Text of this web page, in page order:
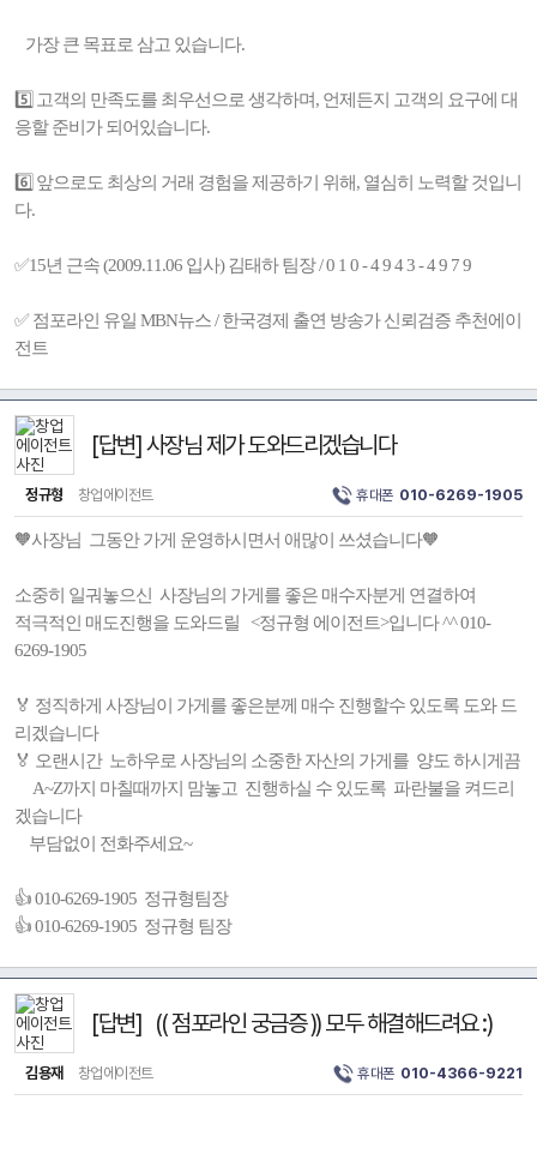
가장 큰 목표로 삼고 있습니다.
5️⃣ 고객의 만족도를 최우선으로 생각하며, 언제든지 고객의 요구에 대
응할 준비가 되어있습니다.
6️⃣ 앞으로도 최상의 거래 경험을 제공하기 위해, 열심히 노력할 것입니
다.
✅15년 근속 (2009.11.06 입사) 김태하 팀장 / 0 1 0 - 4 9 4 3 - 4 9 7 9
✅ 점포라인 유일 MBN뉴스 / 한국경제 출연 방송가 신뢰검증 추천에이
전트
[답변] 사장님 제가 도와드리겠습니다
정규형 창업에이전트 휴대폰 010-6269-1905
🧡사장님 그동안 가게 운영하시면서 애많이 쓰셨습니다🧡
소중히 일궈놓으신 사장님의 가게를 좋은 매수자분게 연결하여
적극적인 매도진행을 도와드릴 <정규형 에이전트>입니다 ^^ 010-
6269-1905
🏅 정직하게 사장님이 가게를 좋은분께 매수 진행할수 있도록 도와 드
리겠습니다
🏅 오랜시간 노하우로 사장님의 소중한 자산의 가게를 양도 하시게끔
A~Z까지 마칠때까지 맘놓고 진행하실 수 있도록 파란불을 켜드리
겠습니다
부담없이 전화주세요~
👍 010-6269-1905 정규형팀장
👍 010-6269-1905 정규형 팀장
[답변] (( 점포라인 궁금증 )) 모두 해결해드려요 :)
김용재 창업에이전트 휴대폰 010-4366-9221